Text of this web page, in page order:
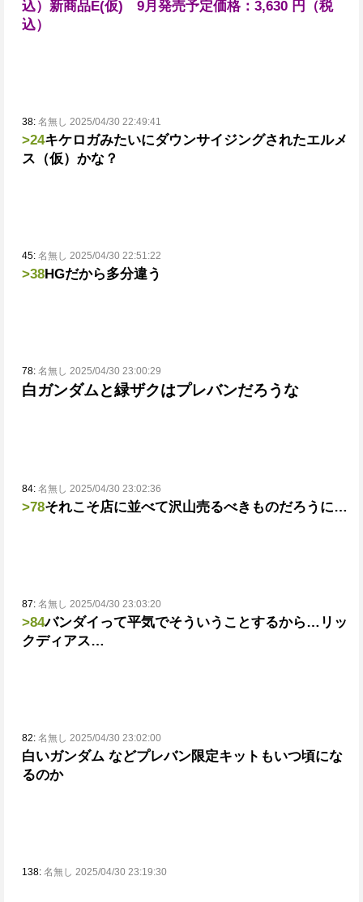
込） 新商品E(仮) 9月発売予定価格：3,630 円（税
込）
38: 名無し 2025/04/30 22:49:41
>24キケロガみたいにダウンサイジングされたエルメ
ス（仮）かな？
45: 名無し 2025/04/30 22:51:22
>38HGだから多分違う
78: 名無し 2025/04/30 23:00:29
白ガンダムと緑ザクはプレバンだろうな
84: 名無し 2025/04/30 23:02:36
>78それこそ店に並べて沢山売るべきものだろうに…
87: 名無し 2025/04/30 23:03:20
>84バンダイって平気でそういうことするから…リッ
クディアス…
82: 名無し 2025/04/30 23:02:00
白いガンダム などプレバン限定キットもいつ頃にな
るのか
138: 名無し 2025/04/30 23:19:30